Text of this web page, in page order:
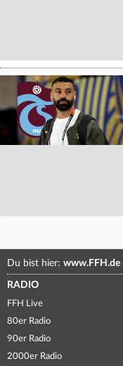
Du bist hier: www.FFH.de
RADIO
FFH Live
80er Radio
90er Radio
2000er Radio